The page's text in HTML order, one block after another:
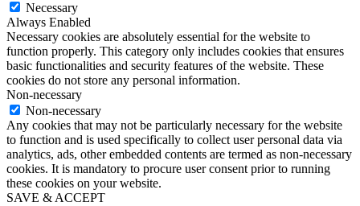
Necessary
Always Enabled
Necessary cookies are absolutely essential for the website to
function properly. This category only includes cookies that ensures
basic functionalities and security features of the website. These
cookies do not store any personal information.
Non-necessary
Non-necessary
Any cookies that may not be particularly necessary for the website
to function and is used specifically to collect user personal data via
analytics, ads, other embedded contents are termed as non-necessary
cookies. It is mandatory to procure user consent prior to running
these cookies on your website.
SAVE & ACCEPT